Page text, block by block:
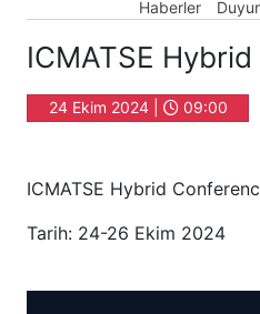
Haberler
ICMATSE
24 Ekim 2024 | 09:00
ICMATSE Hybrid
Tarih: 24-26 Ekim 2024